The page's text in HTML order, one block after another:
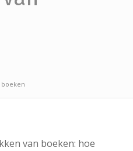
van boeken: hoe